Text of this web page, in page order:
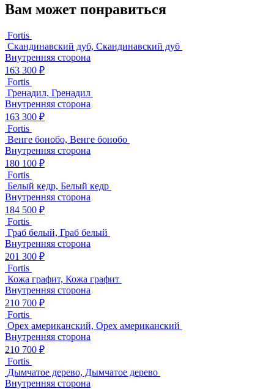
Вам может понравиться
Fortis
Скандинавский дуб, Скандинавский дуб
Внутренняя сторона
163 300 ₽
Fortis
Гренадил, Гренадил
Внутренняя сторона
163 300 ₽
Fortis
Венге бонобо, Венге бонобо
Внутренняя сторона
180 100 ₽
Fortis
Белый кедр, Белый кедр
Внутренняя сторона
184 500 ₽
Fortis
Граб белый, Граб белый
Внутренняя сторона
201 300 ₽
Fortis
Кожа графит, Кожа графит
Внутренняя сторона
210 700 ₽
Fortis
Орех американский, Орех американский
Внутренняя сторона
210 700 ₽
Fortis
Дымчатое дерево, Дымчатое дерево
Внутренняя сторона